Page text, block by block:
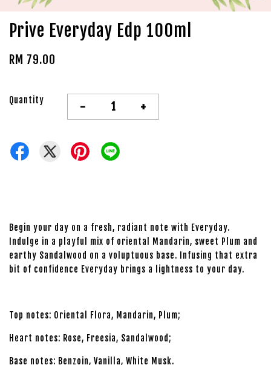
Prive Everyday Edp 100ml
RM 79.00
Quantity - +
Begin your day on a fresh, radiant note with Everyday.
Indulge in a playful mix of oriental Mandarin, sweet Plum and
earthy Sandalwood on a voluptuous base. Infusing that extra
bit of confidence Everyday brings a lightness to your day.
Top notes: Oriental Flora, Mandarin, Plum;
Heart notes: Rose, Freesia, Sandalwood;
Base notes: Benzoin, Vanilla, White Musk.